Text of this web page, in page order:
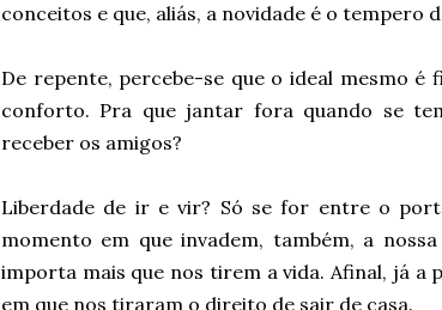
conceitos e que, aliás, a novidade é o tempero
De repente, percebe-se que o ideal mesmo
conforto. Pra que jantar fora quando se
receber os amigos?
Liberdade de ir e vir? Só se for entre o
momento em que invadem, também, a
importa mais que nos tirem a vida. Afinal, já
em que nos tiraram o direito de sair de casa.